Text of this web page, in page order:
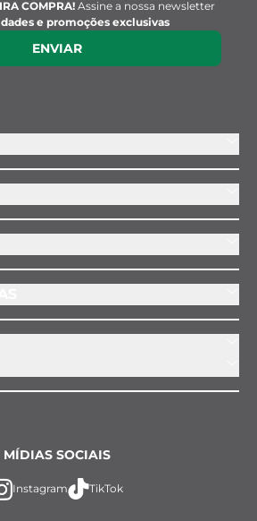
COMPRA! Assine a nossa newsletter
e promoções exclusivas
ENVIAR
MÍDIAS SOCIAIS
Instagram TikTok